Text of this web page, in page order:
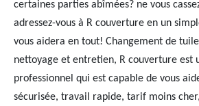
certaines parties abîmées? ne vous
adressez-vous à R couverture en un
vous aidera en tout! Changement de
nettoyage et entretien, R couverture est
professionnel qui est capable de vous
sécurisée, travail rapide, tarif moins